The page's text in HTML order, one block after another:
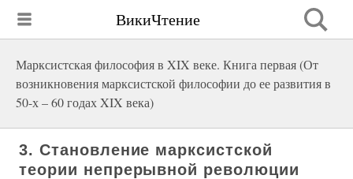
ВикиЧтение
Марксистская философия в XIX веке. Книга первая (От
возникновения марксистской философии до ее развития в
50-х – 60 годах XIX века)
3. Становление марксистской
теории непрерывной революции